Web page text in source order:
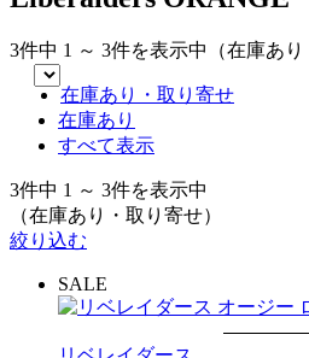
3件中 1 ～ 3件を表示中（在庫あり
在庫あり・取り寄せ
在庫あり
すべて表示
3件中 1 ～ 3件を表示中
（在庫あり・取り寄せ）
絞り込む
SALE